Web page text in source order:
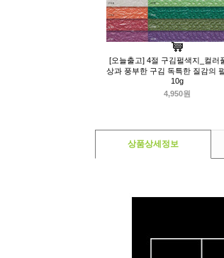
[오늘출고] 4절 구김펄색지_컬러
상과 풍부한 구김 독특한 질감의
10g
4,950원
상품상세정보